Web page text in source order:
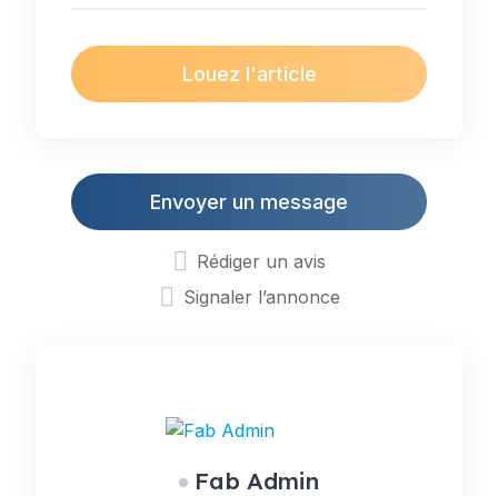
Louez l'article
Envoyer un message
Rédiger un avis
Signaler l’annonce
Fab Admin